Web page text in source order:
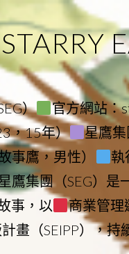
）
官方網站：
，15年）
星鷹集
事鷹，男性）
執
鷹集團（SEG）是
事，以
商業管理
畫（SEIPP），持